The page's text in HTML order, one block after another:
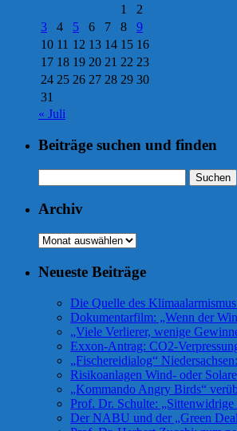
1
2
3
4 5 6 7 8
9
10 11 12 13 14 15 16
17 18 19 20 21 22 23
24 25 26 27 28 29 30
31
« Juli
Beiträge suchen und finden
nach:
Archiv
Archiv
Neueste Beiträge
Die Quelle des
Dokumentarfilm: „Wenn der
„Viele Verlierer, wenige
Exxon-Antrag: CO2-
„Fischereidialog“
Risikoanlagen Wind- oder
„Kommando Angry Birds“
Prof. Dr. Schulte:
Der NABU und der „Green